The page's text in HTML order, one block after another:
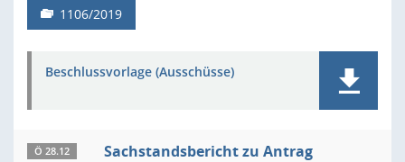
1106/2019
Beschlussvorlage (Ausschüsse)
Ö 28.12
Sachstandsbericht zu Antrag